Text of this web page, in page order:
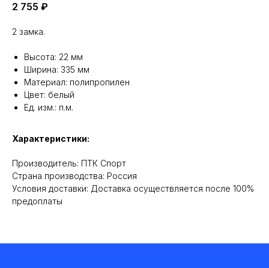
2 755 ₽
2 замка.
Высота: 22 мм
Ширина: 335 мм
Материал: полипропилен
Цвет: белый
Ед. изм.: п.м.
Характеристики:
Производитель: ПТК Спорт
Cтрана производства: Россия
Условия доставки: Доставка осуществляется после 100%
предоплаты